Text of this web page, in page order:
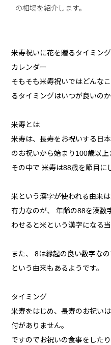
の相場を紹介します。
米寿祝いに花を贈るタイミング
カレンダー
そもそも米寿祝いではどんな
るタイミングはいつが良いの
米寿とは
米寿は、長寿をお祝いする日
のお祝いから始まり100歳以上
その中で 米寿は88歳を節目に
米という漢字が使われる由来は
有力なのが、 年齢の88を漢数
わせると米という漢字になる当
また、 8は縁起の良い数字な
という由来もあるようです。
タイミング
米寿をはじめ、長寿のお祝い
付がありません。
ですのでお祝いの食事をした